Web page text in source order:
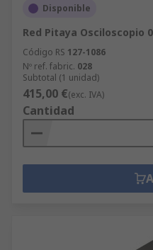
Disponible
Red Pitaya Osciloscopio
Código RS 127-1086
Nº ref. fabric. 028
Subtotal (1 unidad)
415,00 €(exc. IVA)
Cantidad